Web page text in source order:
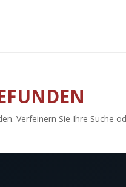
Verfeinern Sie Ihre Suche